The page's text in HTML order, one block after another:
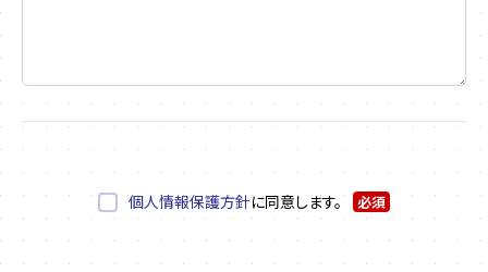
個人情報保護方針に同意します。 必須